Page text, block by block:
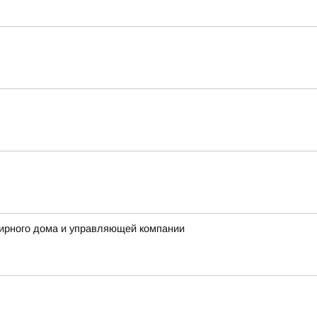
дома и управляющей компании